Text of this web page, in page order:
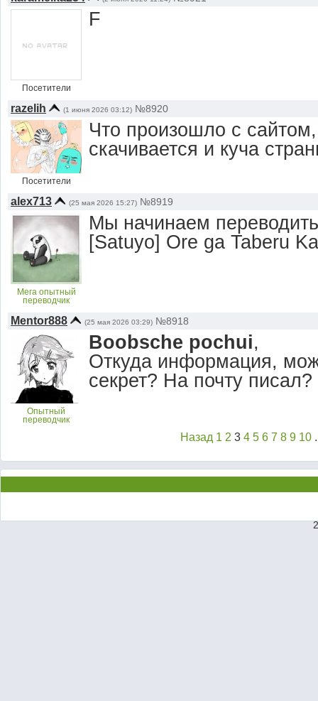
Посетители
F
razelih (1 июня 2026 03:12) №8920
Посетители
Что произошло с
скачивается и куча
alex713 (25 мая 2026 15:27) №8919
Мега опытный
переводчик
Мы начинаем переводить
[Satuyo] Ore ga Taberu
Mentor888 (25 мая 2026 03:29) №8918
Опытный
переводчик
Boobsche pochui,
Откуда информация,
секрет? На почту писал?
Назад 1 2 3 4 5 6 7 8 9 10